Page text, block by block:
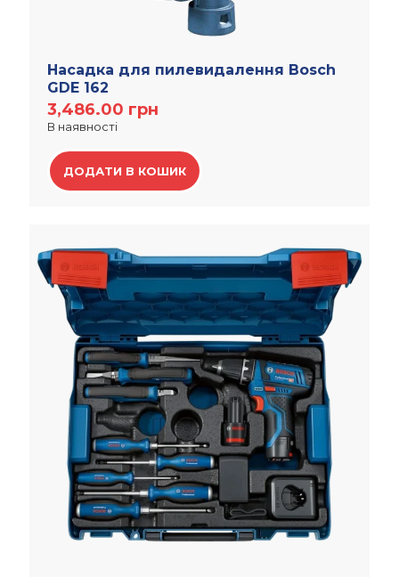
Насадка для пилевидалення Bosch
GDE 162
3,486.00 грн
В наявності
ДОДАТИ В КОШИК